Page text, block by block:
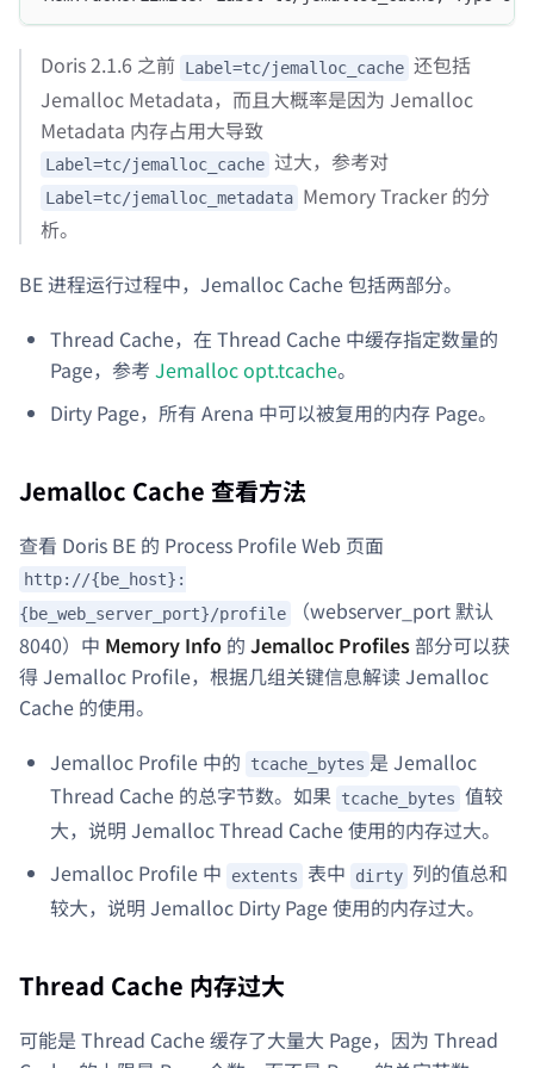
Doris 2.1.6 之前 Label=tc/jemalloc_cache 还包括
Jemalloc Metadata，而且大概率是因为 Jemalloc
Metadata 内存占用大导致
Label=tc/jemalloc_cache 过大，参考对
Label=tc/jemalloc_metadata Memory Tracker 的分
析。
BE 进程运行过程中，Jemalloc Cache 包括两部分。
Thread Cache，在 Thread Cache 中缓存指定数量的
Page，参考 Jemalloc opt.tcache。
Dirty Page，所有 Arena 中可以被复用的内存 Page。
Jemalloc Cache 查看方法
查看 Doris BE 的 Process Profile Web 页面
http://{be_host}:
{be_web_server_port}/profile
（webserver_port 默认
8040）中 Memory Info 的 Jemalloc Profiles部分可以获
得 Jemalloc Profile，根据几组关键信息解读 Jemalloc
Cache 的使用。
Jemalloc Profile 中的
tcache_bytes 是 Jemalloc
Thread Cache 的总字节数。如果 tcache_bytes 值较
大，说明 Jemalloc Thread Cache 使用的内存过大。
Jemalloc Profile 中
extents 表中 dirty 列的值总和
较大，说明 Jemalloc Dirty Page 使用的内存过大。
Thread Cache 内存过大
可能是 Thread Cache 缓存了大量大 Page，因为 Thread